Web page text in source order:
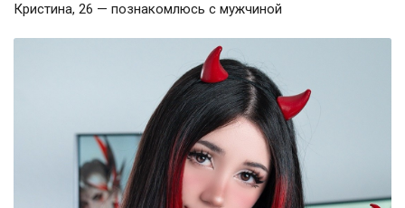
Кристина, 26 — познакомлюсь с мужчиной